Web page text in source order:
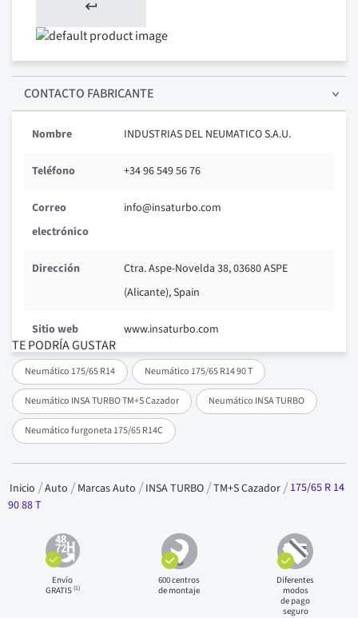
TE PODRÍA GUSTAR
Neumático 175/65 R14 Neumático 175/65 R14 90 T
Neumático INSA TURBO TM+S Cazador Neumático INSA TURBO
Neumático furgoneta 175/65 R14C
CONTACTO FABRICANTE
Nombre INDUSTRIAS DEL NEUMATICO S.A.U.
Teléfono +34 96 549 56 76
Correo
electrónico
info@insaturbo.com
Dirección
Ctra. Aspe-Novelda 38, 03680 ASPE
(Alicante), Spain
Sitio web www.insaturbo.com
Inicio Auto Marcas Auto INSA TURBO TM+S Cazador
175/65 R 14
90 88 T
Envío
GRATIS(1)
600 centros
de montaje
Diferentes
modos
de pago
seguro